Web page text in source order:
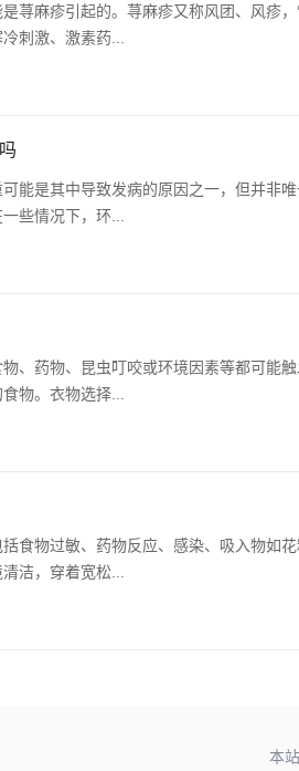
荨麻疹引起的。荨麻疹又称风团、风疹
刺激、激素药...
能是其中导致发病的原因之一，但并非
些情况下，环...
、药物、昆虫叮咬或环境因素等都可能
物。衣物选择...
食物过敏、药物反应、感染、吸入物如
洁，穿着宽松...
本